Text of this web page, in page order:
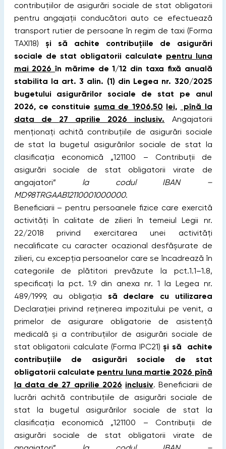
contribuțiilor de asigurări sociale de stat obligatorii
pentru angajații conducători auto ce efectuează
transport rutier de persoane în regim de taxi (Forma
TAXI18) şi să achite contribuţiile de asigurări
sociale de stat obligatorii calculate pentru luna
mai 2026în mărime de 1/12 din taxa fixă anuală
stabilita la art. 3 alin. (1) din Legea nr. 320/2025
bugetului asigurărilor sociale de stat pe anul
2026, ce constituie suma de 1906,50 lei,
pînă la
data de 27 aprilie 2026 inclusiv. Angajatorii
menţionaţi achită contribuţiile de asigurări sociale
de stat la bugetul asigurărilor sociale de stat la
clasificaţia economică „121100 – Contribuţii de
asigurări sociale de stat obligatorii virate de
angajatori” la codul IBAN –
MD98TRGAAB12110001000000.
Beneficiarii – pentru persoanele fizice care exercită
activități în calitate de zilieri în temeiul Legii nr.
22/2018 privind exercitarea unei activități
necalificate cu caracter ocazional desfășurate de
zilieri, cu excepția persoanelor care se încadrează în
categoriile de plătitori prevăzute la pct.1.1–1.8,
specificaţi la pct. 1.9 din anexa nr. 1 la Legea nr.
489/1999, au obligaţia să declare cu utilizarea
Declaraţiei privind reţinerea impozitului pe venit, a
primelor de asigurare obligatorie de asistenţă
medicală şi a contribuţiilor de asigurări sociale de
stat obligatorii calculate (Forma IPC21) şi să achite
contribuțiile de asigurări sociale de stat
obligatorii calculate pentru luna martie 2026 pînă
la data de 27 aprilie 2026 inclusiv. Beneficiarii de
lucrări achită contribuţiile de asigurări sociale de
stat la bugetul asigurărilor sociale de stat la
clasificaţia economică „121100 – Contribuţii de
asigurări sociale de stat obligatorii virate de